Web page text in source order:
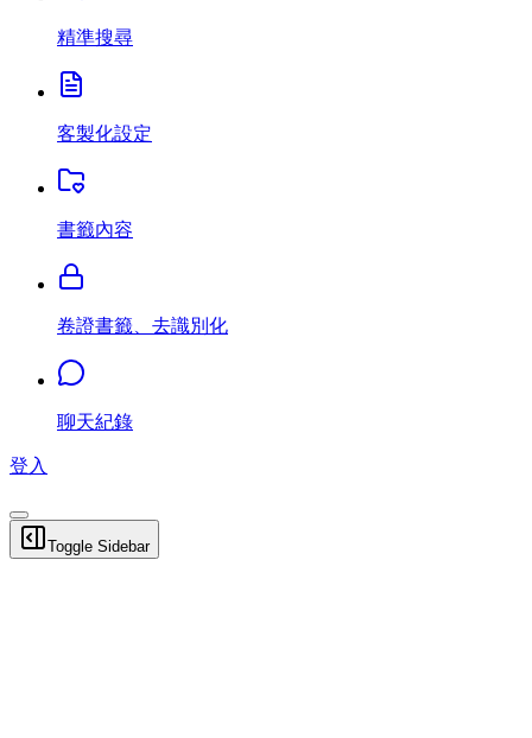
精準搜尋
客製化設定
書籤內容
卷證書籤、去識別化
聊天紀錄
登入
Toggle Sidebar